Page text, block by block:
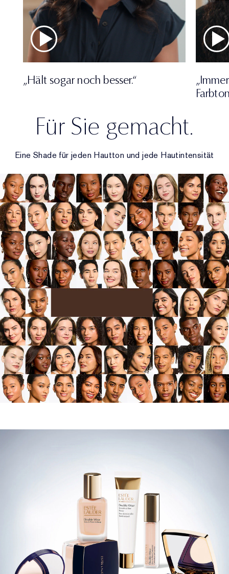
„Hält sogar noch besser.“
Für Sie gemacht.
Eine Shade für jeden Hautton und jede Hautintensität